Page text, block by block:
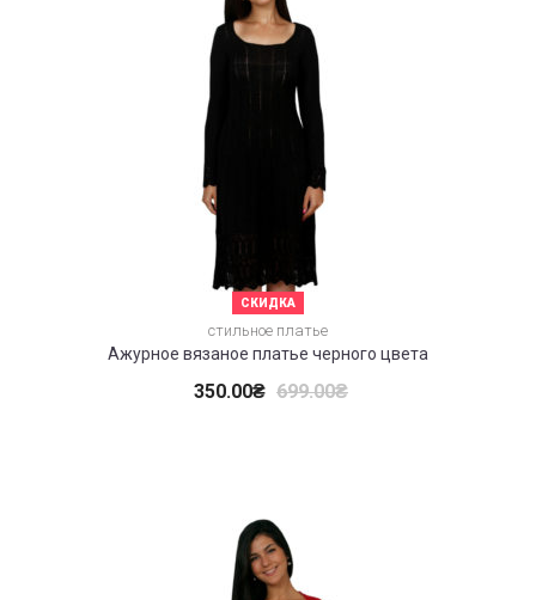
СКИДКА
стильное платье
Ажурное вязаное платье черного цвета
350.00₴ 699.00₴